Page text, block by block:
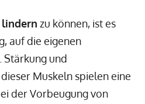
lindern zu können, ist es
auf die eigenen
Stärkung und
Muskeln spielen eine
der Vorbeugung von